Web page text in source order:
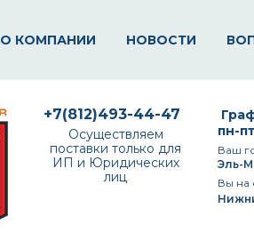
О КОМПАНИИ НОВОСТИ
пн-
Ваш
Эль-
Вы на
+7(812)493-44-47
Осуществляем
поставки только для
ИП и Юридических
лиц